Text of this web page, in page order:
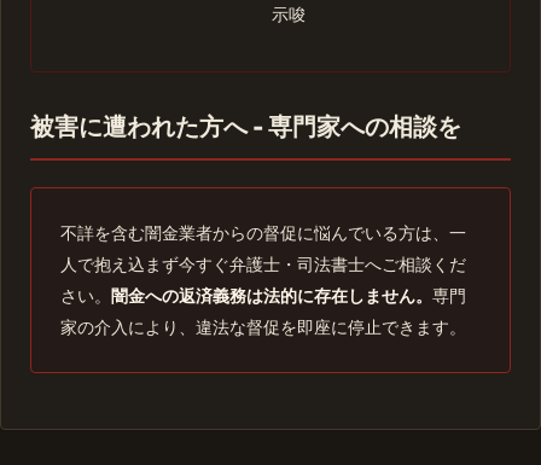
示唆
被害に遭われた方へ - 専門家への相談を
不詳を含む闇金業者からの督促に悩んでいる方は、一
人で抱え込まず今すぐ弁護士・司法書士へご相談くだ
さい。 闇金への返済義務は法的に存在しません。 専門
家の介入により、違法な督促を即座に停止できます。